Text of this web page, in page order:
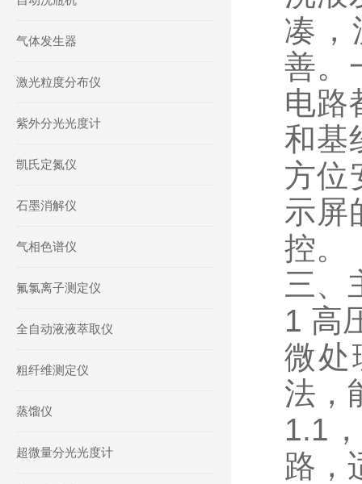
凑，
善。
电路
和基
方位
示屏
控。
三、
1 高
微处
法，
1.1
路，
气体发生器
激光粒度分布仪
紫外分光光度计
凯氏定氮仪
石墨消解仪
气相色谱仪
氟氯离子测定仪
全自动液液萃取仪
粗纤维测定仪
蒸馏仪
超微量分光光度计